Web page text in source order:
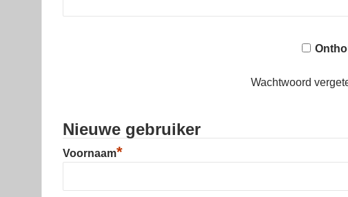
Wachtwoord
Nieuwe gebruiker
Voornaam*